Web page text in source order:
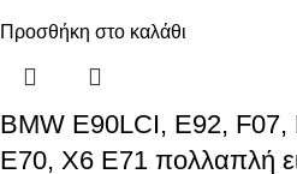
Προσθήκη στο καλάθι
BMW E90LCI, E92, F07,
E70, X6 E71 πολλαπλή